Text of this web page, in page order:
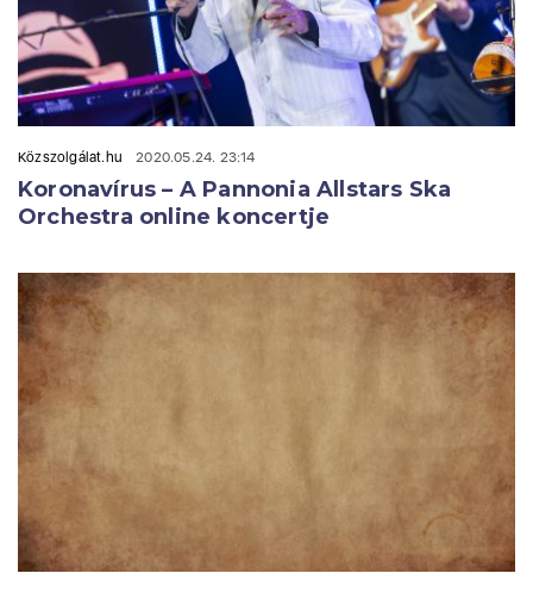
Közszolgálat.hu 2020.05.24. 23:14
Koronavírus – A Pannonia Allstars Ska
Orchestra online koncertje